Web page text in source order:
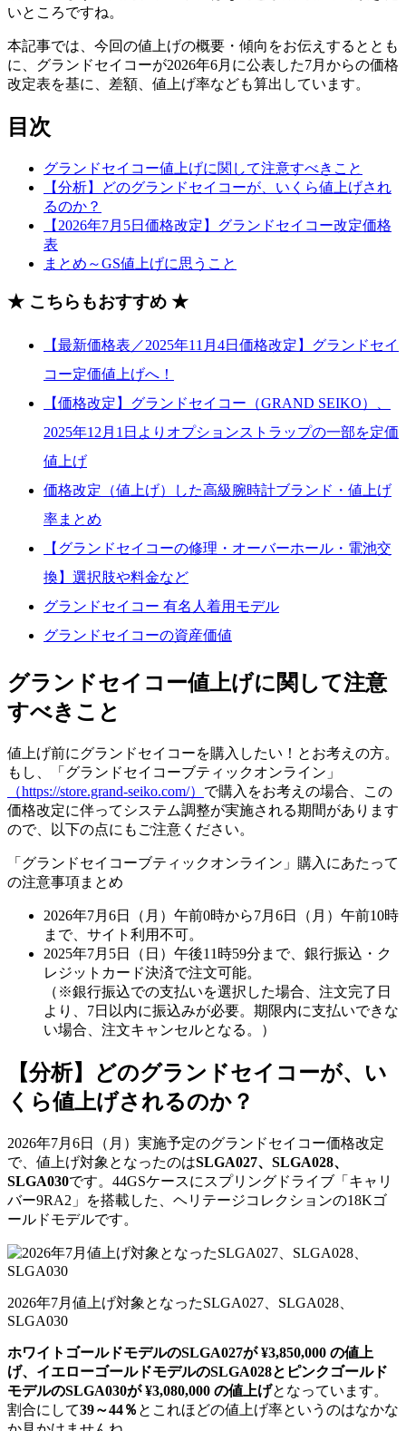
いところですね。
本記事では、今回の値上げの概要・傾向をお伝えするととも
に、グランドセイコーが2026年6月に公表した7月からの価格
改定表を基に、差額、値上げ率なども算出しています。
目次
グランドセイコー値上げに関して注意すべきこと
【分析】どのグランドセイコーが、いくら値上げされ
るのか？
【2026年7月5日価格改定】グランドセイコー改定価格
表
まとめ～GS値上げに思うこと
★ こちらもおすすめ ★
【最新価格表／2025年11月4日価格改定】グランドセイ
コー定価値上げへ！
【価格改定】グランドセイコー（GRAND SEIKO）、
2025年12月1日よりオプションストラップの一部を定価
値上げ
価格改定（値上げ）した高級腕時計ブランド・値上げ
率まとめ
【グランドセイコーの修理・オーバーホール・電池交
換】選択肢や料金など
グランドセイコー 有名人着用モデル
グランドセイコーの資産価値
グランドセイコー値上げに関して注意
すべきこと
値上げ前にグランドセイコーを購入したい！とお考えの方。
もし、「グランドセイコーブティックオンライン」
（https://store.grand-seiko.com/） で購入をお考えの場合、この
価格改定に伴ってシステム調整が実施される期間があります
ので、以下の点にもご注意ください。
「グランドセイコーブティックオンライン」購入にあたって
の注意事項まとめ
2026年7月6日（月）午前0時から7月6日（月）午前10時
まで、サイト利用不可。
2025年7月5日（日）午後11時59分まで、銀行振込・ク
レジットカード決済で注文可能。
（※銀行振込での支払いを選択した場合、注文完了日
より、7日以内に振込みが必要。期限内に支払いできな
い場合、注文キャンセルとなる。）
【分析】どのグランドセイコーが、い
くら値上げされるのか？
2026年7月6日（月）実施予定のグランドセイコー価格改定
で、値上げ対象となったのはSLGA027、SLGA028、
SLGA030です。44GSケースにスプリングドライブ「キャリ
バー9RA2」を搭載した、ヘリテージコレクションの18Kゴ
ールドモデルです。
2026年7月値上げ対象となったSLGA027、SLGA028、
SLGA030
ホワイトゴールドモデルのSLGA027が ¥3,850,000 の値上
げ、イエローゴールドモデルのSLGA028とピンクゴールド
モデルのSLGA030が ¥3,080,000 の値上げとなっています。
割合にして39～44％ とこれほどの値上げ率というのはなかな